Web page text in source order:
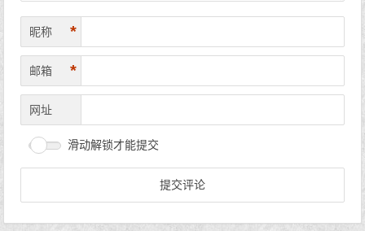
昵称 *
邮箱 *
网址
滑动解锁才能提交